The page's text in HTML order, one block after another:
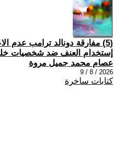
(5) مفارقة دونالد ترامب عدم
إستخدام العنف ضد شخصيات
عصام محمد جميل مروة
2026 / 8 / 9
كتابات ساخرة